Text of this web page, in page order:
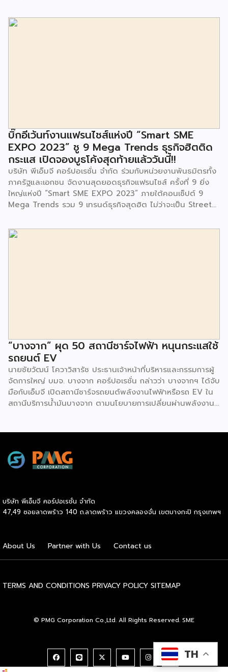
มูลฝอยอ่อนนุช เป็นประธานในพิธีส่งมอบโครงการปรับปรุงสถาน
ที่เรียนรู้ ศูนย์พัฒนาเด็กเล็ก ก่อนวัยเรียน ชุมชนเกาะมุสลิม แขวง
จนประชาชนในชุมชนและพื้นที่ใกล้เคียง รวมถึงคณะครู ผู้ปกครอง
และนักเรียนจากศูนย์พัฒนาเด็กเล็กก่อนวัยเรียน ชุมชนเกาะมุสลิม
ร่วมเป็นเกียรติในพิธีดังกล่าว โครงการกำจัดมูลฝอยด้วยวิธีการ
เผาไหม้ฯ ยังมีกิจกรรมเพื่อสังคมหรือ CSR อื่นๆ อีกมากมาย กับ
ชุมชนรอบๆ พื้นที่โครงการอย่างต่อเนื่อง อาทิ การลงพื้นที่
ประชาสัมพันธ์ […]
บิ๊กอีเว้นท์งานแฟรนไชส์แห่งปี “Smart SME
EXPO 2023” ชู 9 Mega Trends ธุรกิจฮิตติด
กระแส เปิดจองบูธโค้งสุดท้ายแล้ววันนี้!!
บริษัท พีเอ็มจี คอร์ปอเรชั่น จำกัด ร่วมกับหน่วยงานพันธมิตรทั้ง
ภาครัฐและเอกชน จัดงานสุดยอดธุรกิจแฟรนไชส์ ครั้งที่ 9 ยิ่ง
ใหญ่แห่งปี “Smart SME EXPO 2023” ภายใต้คอนเซ็ปต์ 9
Mega Trends รวม 9 เทรนด์ธุรกิจสุดฮิต ไม่ว่าจะเป็น Street
Trends, Coffee & Beverage Trends, Education Trends,
Health & Wellness Trends, E-Commerce Trends,
“บางจาก” ผุด 50 สถานีชาร์จไฟฟ้า หนุนกระแสใช้
รถยนต์ EV
นายชัยวัฒน์ โควาวิสารัช ประธานเจ้าหน้าที่บริหารและกรรมการผู้
จัดการใหญ่ บมจ. บางจาก คอร์ปอเรชั่น กล่าวว่า บางจากฯ ได้จับ
มือกับเอ็มจี เปิดสถานีชาร์จรถยนต์พลังงานไฟฟ้าหรือรถ EV ใน
สถานีบริการน้ำมันบางจาก ตามนโยบายการเปลี่ยนผ่านพลังงาน
สถานีบริการน้ำมันบางจากมีสถานีชาร์จรถ EV ทั้งในกรุงเทพฯ
และต่างจังหวัด ครอบคลุมทั่วประเทศ .โดยความร่วมมือครั้งนี้
สถานีชาร์จรถยนต์ไฟฟ้า “MG Super Charge” ในสถานีบริการ
น้ำมันบางจาก ครอบคลุมทั้งในเขตกรุงเทพฯ นนทบุรีและ
เดือนตุลาคมเป็นต้นไป .ด้านนายจาง ไห่โป กรรมการผู้จัดการ
บริษัท เอสเอไอซี มอเตอร์ – ซีพี จำกัด และ บริษัท […]
บริษัท พีเอ็มจี คอร์ปอเรชั่น จำกัด
47,49 ซอยลาดพร้าว 140 ถ.ลาดพร้าว แขวงคลองจั่น เขตบางกะปิ กรุงเทพฯ
About Us Partner with Us Contact us
TERMS AND CONDITIONS PRIVACY POLICY SITEMAP
© PMG Corporation Co.,Ltd. All Rights Reserved. SME
TH